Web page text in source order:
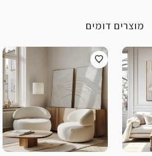
מוצרים דומים